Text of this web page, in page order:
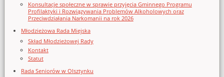
Konsultacje społeczne w sprawie przyjęcia Gminnego Programu
Profilaktyki i Rozwiązywania Problemów Alkoholowych oraz
Przeciwdziałania Narkomanii na rok 2026
Młodzieżowa Rada Miejska
Skład Młodzieżowej Rady
Kontakt
Statut
Rada Seniorów w Olsztynku